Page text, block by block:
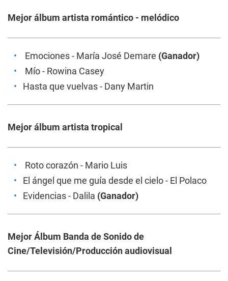
Mejor álbum artista romántico - melódico
Emociones- María José Demare (Ganador)
Mío- Rowina Casey
Hasta que vuelvas- Dany Martin
Mejor álbum artista tropical
Roto corazón - Mario Luis
El ángel que me guía desde el cielo- El Polaco
Evidencias- Dalila (Ganador)
Mejor Álbum Banda de Sonido de
Cine/Televisión/Producción audiovisual